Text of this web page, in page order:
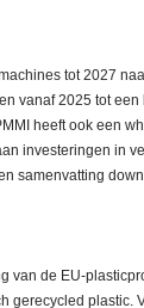
tot 2027
vanaf 2025 tot
heeft ook een
investeringen in
samenvatting
van de EU-
gerecycled plastic.